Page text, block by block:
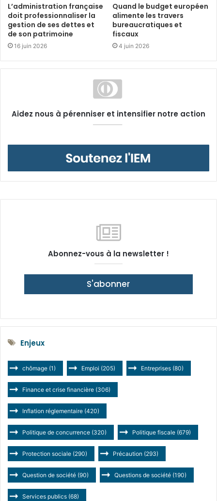
L’administration française
doit professionnaliser la
gestion de ses dettes et
de son patrimoine
16 juin 2026
Quand le budget européen
alimente les travers
bureaucratiques et
fiscaux
4 juin 2026
Aidez nous à pérenniser et intensifier notre action
Abonnez-vous à la newsletter !
S'abonner
Enjeux
chômage (1) Emploi (205) Entreprises (80)
Finance et crise financière (306)
Inflation réglementaire (420)
Politique de concurrence (320) Politique fiscale (679)
Protection sociale (290) Précaution (293)
Question de société (90) Questions de société (190)
Services publics (68)